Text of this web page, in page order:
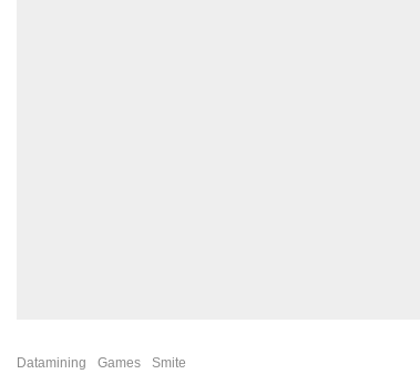
Datamining Games Smite